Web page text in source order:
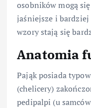
osobników mogą
jaśniejsze i
wzory stają się
Anatomia
Pająk posiada
(chelicery)
pedipalpi (u